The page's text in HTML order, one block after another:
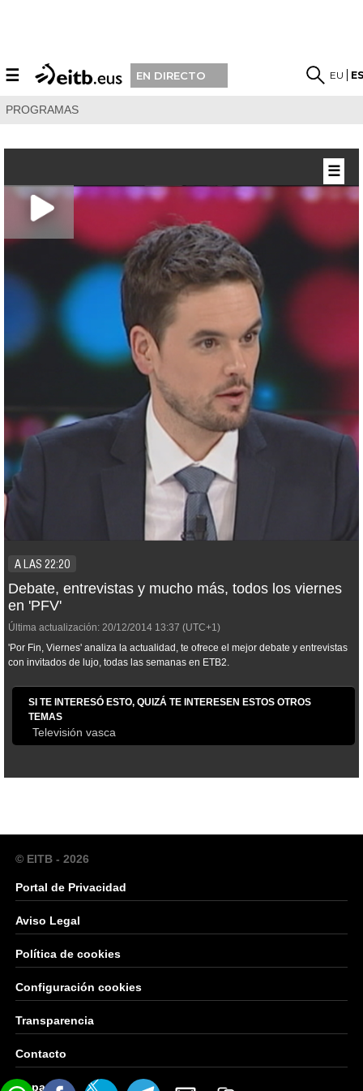
☰ EN DIRECTO EU
PROGRAMAS
A LAS 22:20
Debate, entrevistas y mucho más, todos los viernes
en 'PFV'
Última actualización: 20/12/2014 13:37 (UTC+1)
'Por Fin, Viernes' analiza la actualidad, te ofrece el mejor debate y entrevistas
con invitados de lujo, todas las semanas en ETB2.
SI TE INTERESÓ ESTO, QUIZÁ TE INTERESEN ESTOS OTROS
TEMAS
Televisión vasca
☰
© EITB - 2026
Portal de Privacidad
Aviso Legal
Política de cookies
Configuración cookies
Transparencia
Contacto
Mapa Web